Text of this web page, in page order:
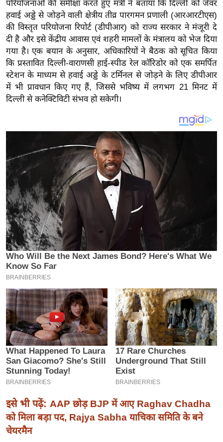
य
ब
ज
ट
खे
ल
क्रि
के
I
L
2
0
2
6
क्रा
इ
म
ई
-
पे
प
मि
सा
ल
बे
मि
सा
ल
परियोजनाओं की समीक्षा करते हुए मंत्री ने बताया कि दिल्ली को जेवर
हवाई अड्डे से जोड़ने वाली क्षेत्रीय तीव्र पारगमन प्रणाली (आरआरटीएस)
की विस्तृत परियोजना रिपोर्ट (डीपीआर) को राज्य सरकार ने मंजूरी दे
दी है और इसे केंद्रीय आवास एवं शहरी मामलों के मंत्रालय को भेज दिया
गया है। एक बयान के अनुसार, अधिकारियों ने बैठक को सूचित किया
कि प्रस्तावित दिल्ली-वाराणसी हाई-स्पीड रेल कॉरिडोर को एक समर्पित
स्टेशन के माध्यम से हवाई अड्डे के टर्मिनल से जोड़ने के लिए डीपीआर
में भी प्रावधान किए गए हैं, जिससे भविष्य में लगभग 21 मिनट में
दिल्ली से कनेक्टिविटी संभव हो सकेगी।
इसे भी पढ़ें: AAP छोड़ BJP में आए Raghav Chadha
को मिला बड़ा पद, Rajya Sabha याचिका समिति के बने
चेयरमैन